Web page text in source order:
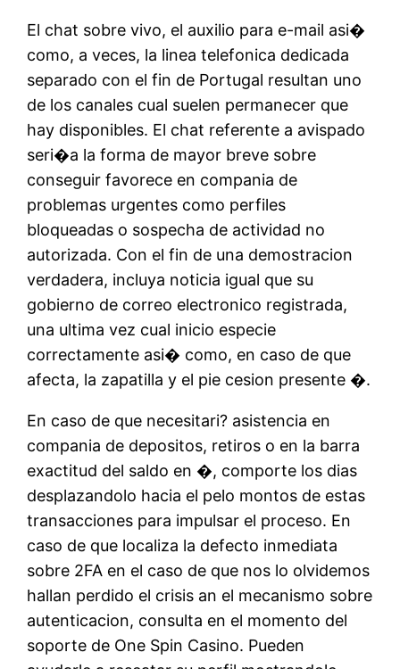
El chat sobre vivo, el auxilio para e-mail asi�
como, a veces, la linea telefonica dedicada
separado con el fin de Portugal resultan uno
de los canales cual suelen permanecer que
hay disponibles. El chat referente a avispado
seri�a la forma de mayor breve sobre
conseguir favorece en compania de
problemas urgentes como perfiles
bloqueadas o sospecha de actividad no
autorizada. Con el fin de una demostracion
verdadera, incluya noticia igual que su
gobierno de correo electronico registrada,
una ultima vez cual inicio especie
correctamente asi� como, en caso de que
afecta, la zapatilla y el pie cesion presente �.
En caso de que necesitari? asistencia en
compania de depositos, retiros o en la barra
exactitud del saldo en �, comporte los dias
desplazandolo hacia el pelo montos de estas
transacciones para impulsar el proceso. En
caso de que localiza la defecto inmediata
sobre 2FA en el caso de que nos lo olvidemos
hallan perdido el crisis an el mecanismo sobre
autenticacion, consulta en el momento del
soporte de One Spin Casino. Pueden